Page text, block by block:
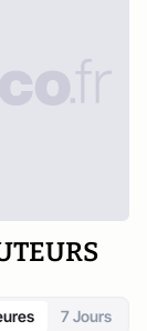
7 Jours